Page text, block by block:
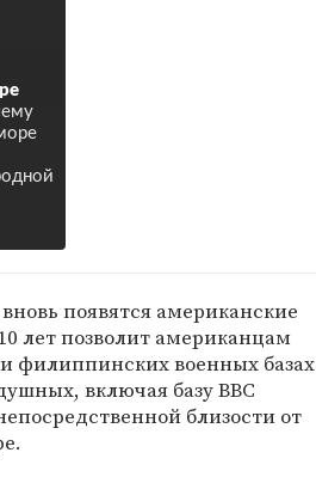
появятся американские
лет позволит американцам
филиппинских военных базах
включая базу ВВС
близости от